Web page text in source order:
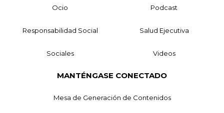
Ocio Podcast
Responsabilidad Social Salud Ejecutiva
Sociales Videos
MANTÉNGASE CONECTADO
Mesa de Generación de Contenidos